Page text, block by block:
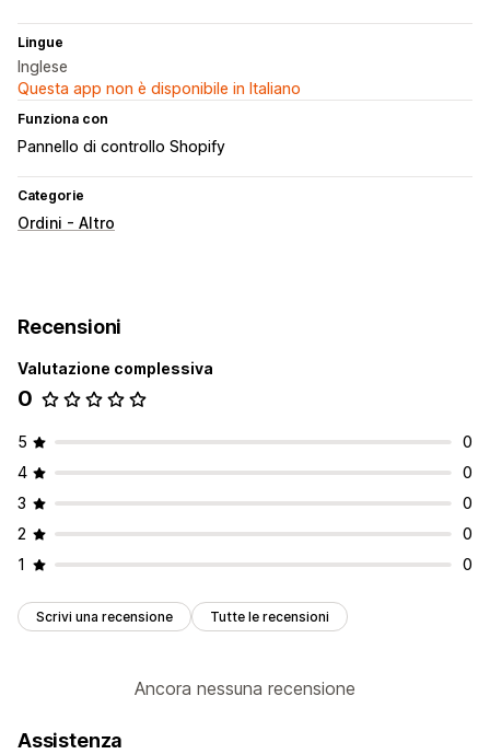
Lingue
Inglese
Questa app non è disponibile in Italiano
Funziona con
Pannello di controllo Shopify
Categorie
Ordini - Altro
Recensioni
Valutazione complessiva
0
5
0
4
0
3
0
2
0
1
0
Scrivi una recensione Tutte le recensioni
Ancora nessuna recensione
Assistenza